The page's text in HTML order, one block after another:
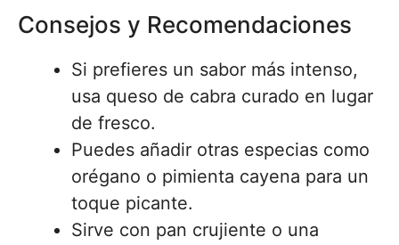
Consejos y Recomendaciones
Si prefieres un sabor más intenso,
usa queso de cabra curado en lugar
de fresco.
Puedes añadir otras especias como
orégano o pimienta cayena para un
toque picante.
Sirve con pan crujiente o una